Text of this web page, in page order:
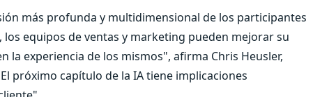
más profunda y multidimensional de los participantes
equipos de ventas y marketing pueden mejorar su
la experiencia de los mismos", afirma Chris Heusler,
próximo capítulo de la IA tiene implicaciones